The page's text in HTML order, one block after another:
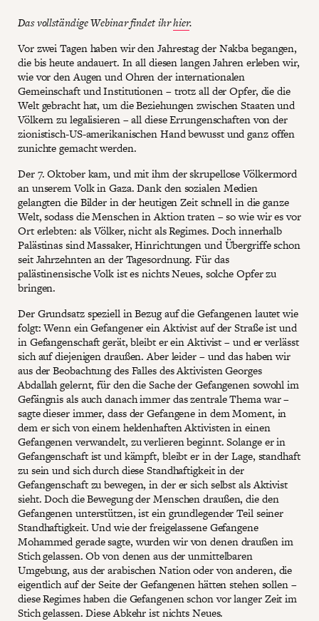
Das vollständige Webinar findet ihrhier.
Vor zwei Tagen haben wir den Jahrestag der Nakba begangen,
die bis heute andauert. In all diesen langen Jahren erleben wir,
wie vor den Augen und Ohren der internationalen
Gemeinschaft und Institutionen – trotz all der Opfer, die die
Welt gebracht hat, um die Beziehungen zwischen Staaten und
Völkern zu legalisieren – all diese Errungenschaften von der
zionistisch-US-amerikanischen Hand bewusst und ganz offen
zunichte gemacht werden.
Der 7. Oktober kam, und mit ihm der skrupellose Völkermord
an unserem Volk in Gaza. Dank den sozialen Medien
gelangten die Bilder in der heutigen Zeit schnell in die ganze
Welt, sodass die Menschen in Aktion traten – so wie wir es vor
Ort erlebten: als Völker, nicht als Regimes. Doch innerhalb
Palästinas sind Massaker, Hinrichtungen und Übergriffe schon
seit Jahrzehnten an der Tagesordnung. Für das
palästinensische Volk ist es nichts Neues, solche Opfer zu
bringen.
Der Grundsatz speziell in Bezug auf die Gefangenen lautet wie
folgt: Wenn ein Gefangener ein Aktivist auf der Straße ist und
in Gefangenschaft gerät, bleibt er ein Aktivist – und er verlässt
sich auf diejenigen draußen. Aber leider – und das haben wir
aus der Beobachtung des Falles des Aktivisten Georges
Abdallah gelernt, für den die Sache der Gefangenen sowohl im
Gefängnis als auch danach immer das zentrale Thema war –
sagte dieser immer, dass der Gefangene in dem Moment, in
dem er sich von einem heldenhaften Aktivisten in einen
Gefangenen verwandelt, zu verlieren beginnt. Solange er in
Gefangenschaft ist und kämpft, bleibt er in der Lage, standhaft
zu sein und sich durch diese Standhaftigkeit in der
Gefangenschaft zu bewegen, in der er sich selbst als Aktivist
sieht. Doch die Bewegung der Menschen draußen, die den
Gefangenen unterstützen, ist ein grundlegender Teil seiner
Standhaftigkeit. Und wie der freigelassene Gefangene
Mohammed gerade sagte, wurden wir von denen draußen im
Stich gelassen. Ob von denen aus der unmittelbaren
Umgebung, aus der arabischen Nation oder von anderen, die
eigentlich auf der Seite der Gefangenen hätten stehen sollen –
diese Regimes haben die Gefangenen schon vor langer Zeit im
Stich gelassen. Diese Abkehr ist nichts Neues.